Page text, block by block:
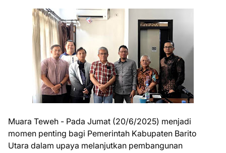
Muara Teweh - Pada Jumat (20/6/2025) menjadi
momen penting bagi Pemerintah Kabupaten Barito
Utara dalam upaya melanjutkan pembangunan